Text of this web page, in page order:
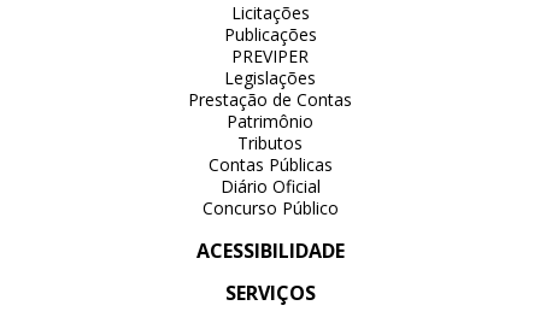
Licitações
Publicações
PREVIPER
Legislações
Prestação de Contas
Patrimônio
Tributos
Contas Públicas
Diário Oficial
Concurso Público
ACESSIBILIDADE
SERVIÇOS